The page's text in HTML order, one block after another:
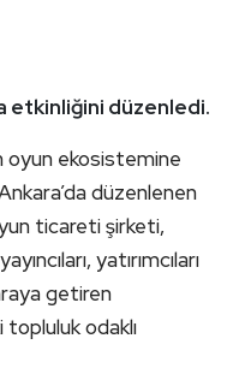
etkinliğini düzenledi.
oyun ekosistemine
düzenlenen
ticareti şirketi,
yatırımcıları
getiren
topluluk odaklı